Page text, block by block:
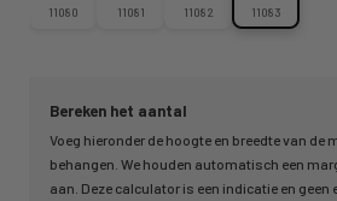
Bereken het aantal
Voeg hieronder de hoogte en breedte van de
behangen. We houden automatisch een
aan. Deze calculator is een indicatie en geen
11080 11081 11082 11083